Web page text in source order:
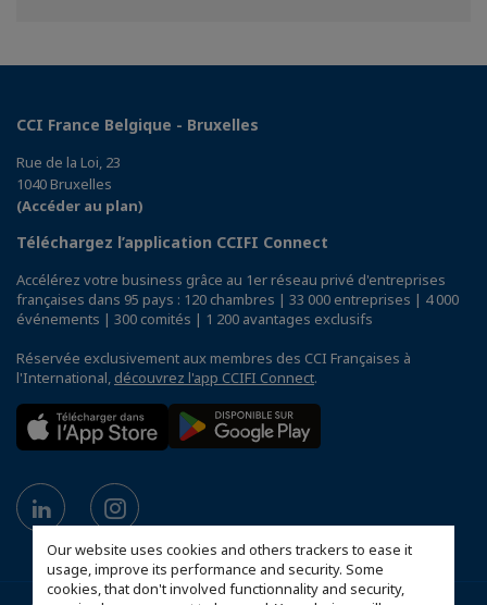
Our website uses cookies and others trackers to ease it
usage, improve its performance and security. Some
cookies, that don't involved functionnality and security,
CCI France Belgique - Bruxelles
Rue de la Loi, 23
1040 Bruxelles
(Accéder au plan)
Téléchargez l’application CCIFI Connect
Accélérez votre business grâce au 1er réseau privé d'entreprises
françaises dans 95 pays : 120 chambres | 33 000 entreprises | 4 000
événements | 300 comités | 1 200 avantages exclusifs
Réservée exclusivement aux membres des CCI Françaises à
l'International, découvrez l'app CCIFI Connect.